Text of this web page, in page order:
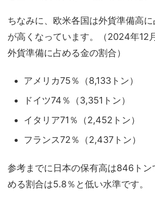
ちなみに、欧米各国は外貨準備高
が高くなっています。（2024年12
外貨準備に占める金の割合）
アメリカ75％（8,133トン）
ドイツ74％（3,351トン）
イタリア71％（2,452トン）
フランス72％（2,437トン）
参考までに日本の保有高は846トン
める割合は5.8％と低い水準です。